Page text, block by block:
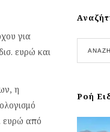
για
ευρώ και
η
ευρώ από
Ροή